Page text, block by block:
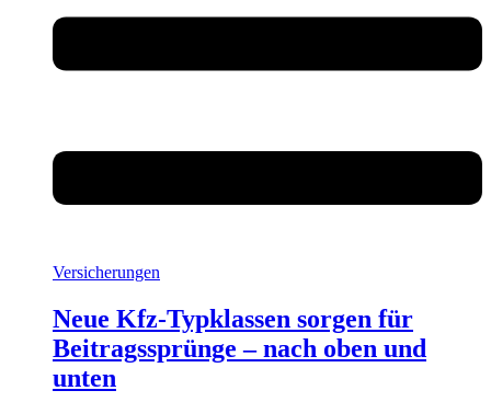
Versicherungen
Neue Kfz-Typklassen sorgen für
Beitragssprünge – nach oben und
unten